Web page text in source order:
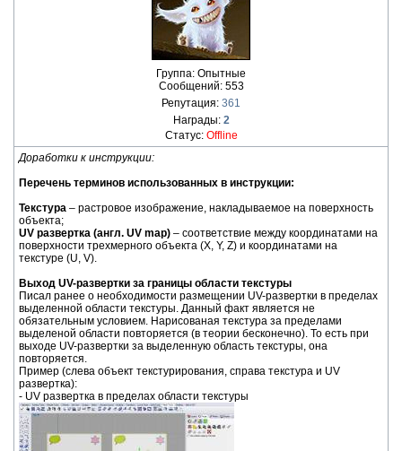
Группа: Опытные
Сообщений: 553
Репутация: 361
Награды: 2
Статус: Offline
Доработки к инструкции:
Перечень терминов использованных в инструкции:
Текстура – растровое изображение, накладываемое на поверхность
объекта;
UV развертка (англ. UV map) – соответствие между координатами на
поверхности трехмерного объекта (X, Y, Z) и координатами на
текстуре (U, V).
Выход UV-развертки за границы области текстуры
Писал ранее о необходимости размещении UV-развертки в пределах
выделенной области текстуры. Данный факт является не
обязательным условием. Нарисованая текстура за пределами
выделеной области повторяется (в теории бесконечно). То есть при
выходе UV-развертки за выделенную область текстуры, она
повторяется.
Пример (слева объект текстурирования, справа текстура и UV
развертка):
- UV развертка в пределах области текстуры